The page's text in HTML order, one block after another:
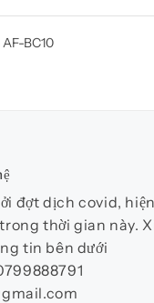
BC10
đợt dịch covid,
thời gian này.
tin bên dưới